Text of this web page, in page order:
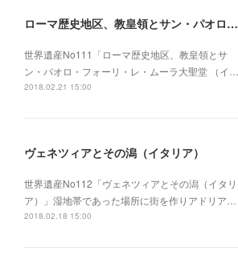
ローマ歴史地区、教皇領とサン・パオロ・フォーリ・レ・ムーラ大聖堂 （イタリア・バチカン）
世界遺産No111「ローマ歴史地区、教皇領とサ
ン・パオロ・フォーリ・レ・ムーラ大聖堂 （イ…
2018.02.21 15:00
ヴェネツィアとその潟（イタリア）
世界遺産No112「ヴェネツィアとその潟（イタリ
ア）」湿地帯であった場所に街を作りアドリア…
2018.02.18 15:00